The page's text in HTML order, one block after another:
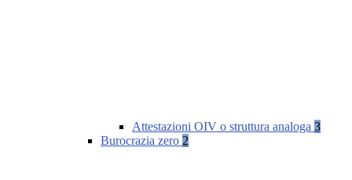
Attestazioni OIV o struttura analoga 3
Burocrazia zero 2